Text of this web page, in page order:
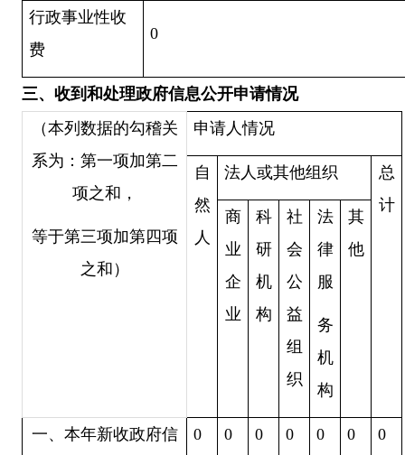
行政事业性收
费
0
三、收到和处理政府信息公开申请情况
（本列数据的勾稽关
系为：第一项加第二
项之和，
等于第三项加第四项
之和）
申请人情况
自
然
人
法人或其他组织
总
计
商
业
企
业
科
研
机
构
社
会
公
益
组
织
法
律
服
务
机
构
其
他
一、本年新收政府信 0 0 0 0 0 0 0